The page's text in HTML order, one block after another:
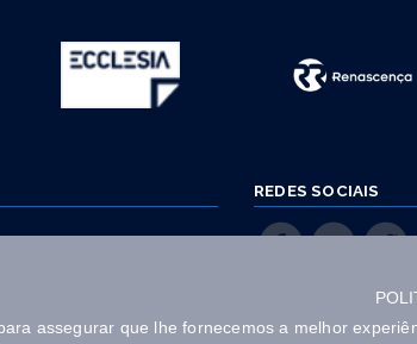
assegurar que lhe fornecemos a melhor
fixa nacional)
REDES SOCIAIS